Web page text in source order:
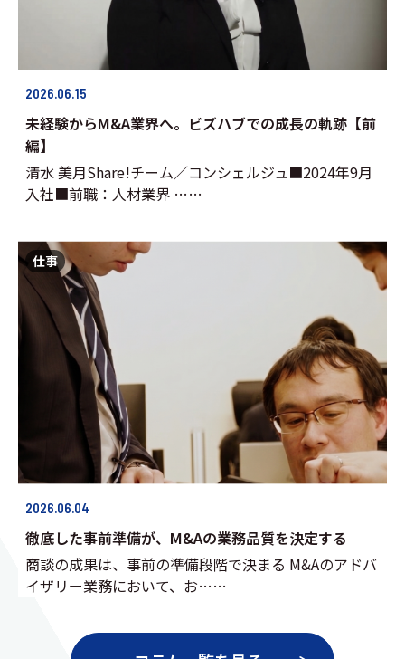
2026.06.15
未経験からM&A業界へ。ビズハブでの成長の軌跡【前
編】
清水 美月Share!チーム／コンシェルジュ■2024年9月
入社■前職：人材業界 ……
2026.06.04
徹底した事前準備が、M&Aの業務品質を決定する
商談の成果は、事前の準備段階で決まる M&Aのアドバ
イザリー業務において、お……
仕事